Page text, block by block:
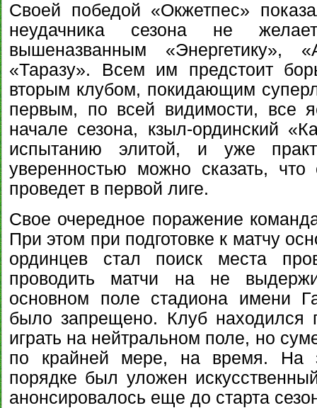
Своей победой «Окжетпес»
неудачника сезона не
вышеназванным
«Таразу». Всем им предстоит
вторым клубом, покидающим
первым, по всей видимости, все
начале сезона, кзыл-ординский
испытанию элитой, и уже
уверенностью можно сказать,
проведет в первой лиге.
Свое очередное поражение
При этом при подготовке к матчу
ординцев стал поиск места
проводить матчи на не
основном поле стадиона имени
было запрещено. Клуб находился
играть на нейтральном поле, но
по крайней мере, на время. На
порядке был уложен
анонсировалось еще до старта